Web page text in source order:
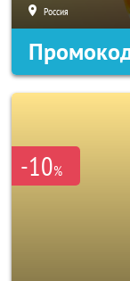
Россия
-10%